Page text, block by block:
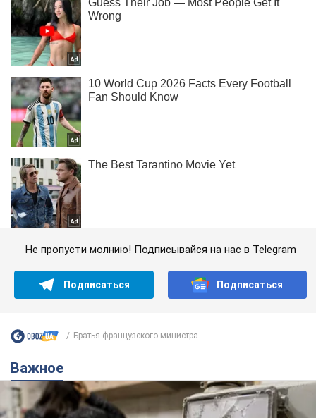
Не пропусти молнию! Подписывайся на нас в Telegram
Подписаться Подписаться
Братья французского министра...
Важное